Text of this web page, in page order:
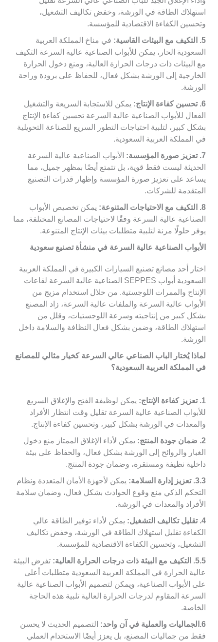
استهلاك الطاقة في الورشة، وخفض تكاليف التشغيل،
وتحسين الكفاءة الاقتصادية للمؤسسة.
5. التكيف مع البيئات القاسية:
في مناخ المملكة العربية
السعودية الحار، يمكن للأبواب الصناعية عالية السرعة التكيف
مع البيئات ذات درجات الحرارة العالية، ومنع دخول الحرارة
الخارجية إلى الورشة بشكل فعال، للحفاظ على برودة وراحة
الورشة.
6. تحسين كفاءة الإنتاج:
يمكن للاستجابة السريعة والتشغيل
الفعال للأبواب الصناعية عالية السرعة تحسين كفاءة الإنتاج
بشكل كبير، لتلبية احتياجات التطور السريع للصناعة التحويلية
في المملكة العربية السعودية.
7. تعزيز صورة المؤسسة:
الأبواب الصناعية عالية السرعة
الحديثة ليست فقط قوية، بل تتمتع أيضًا بمظهر جميل، مما
يساعد على تعزيز صورة المؤسسة وإظهار قدرات التصنيع
المتقدمة للشركات.
8. التكيف مع الاحتياجات المتنوعة:
يمكن تخصيص الأبواب
الصناعية عالية السرعة وفقًا لاحتياجات المصانع المختلفة، مما
يوفر حلولًا مرنة لتلبية متطلبات بيئات الإنتاج المتنوعة.
الأبواب الصناعية عالية السرعة في منشأة تصنيع سعودية
اختار أحد مصانع تصنيع السيارات الكبيرة في المملكة العربية
السعودية أبواب SEPPES الصناعية عالية السرعة لقاعات
الإنتاج والممرات اللوجستية. من خلال استخدام مزيج من
الأبواب عالية السرعة والملفات عالية السرعة، زاد المصنع
بشكل كبير من إنتاجيته وسرعة اللوجستيات، وقلل من
استهلاك الطاقة، وضمن بشكل فعال النظافة والسلامة داخل
الورشة.
لماذا يُختار الباب الصناعي عالي السرعة كخيار مثالي للمصانع
في المملكة العربية السعودية؟
1. تعزيز كفاءة الإنتاج:
يمكن لوظيفة الفتح والإغلاق السريع
للأبواب الصناعية عالية السرعة تقليل وقت انتظار الأفراد
والمعدات في الورشة بشكل كبير، وتحسين كفاءة الإنتاج.
2. ضمان جودة المنتج:
يمكن لأداء الإغلاق الممتاز منع دخول
الغبار والروائح إلى الورشة بشكل فعال، والحفاظ على بيئة
داخلية نظيفة ومستقرة، وضمان جودة المنتج.
3.3. تعزيز إدارة السلامة:
يمكن لأجهزة الأمان المتعددة ونظام
التحكم الذكي منع وقوع الحوادث بشكل فعال، وضمان سلامة
الأفراد والمعدات في الورشة.
4. تقليل تكاليف التشغيل:
يمكن لأداء توفير الطاقة عالي
الكفاءة تقليل استهلاك الطاقة في الورشة، وخفض تكاليف
التشغيل، وتحسين الكفاءة الاقتصادية للمؤسسة.
5.5. التكيف مع البيئة ذات درجات الحرارة العالية:
تفرض البيئة
عالية الحرارة في المملكة العربية السعودية متطلبات أعلى
على الأبواب الصناعية، ويمكن لتصميم الأبواب الصناعية عالية
السرعة المقاوم لدرجات الحرارة العالية تلبية هذه الحاجة
الخاصة.
6.الجماليات والعملية في آن واحد:
التصميم الحديث لا يحسن
فقط من جماليات المصنع، بل يعزز أيضًا الاستخدام العملي